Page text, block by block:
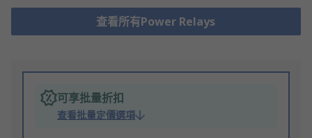
查看所有Power Relays
可享批量折扣
查看批量定價選項